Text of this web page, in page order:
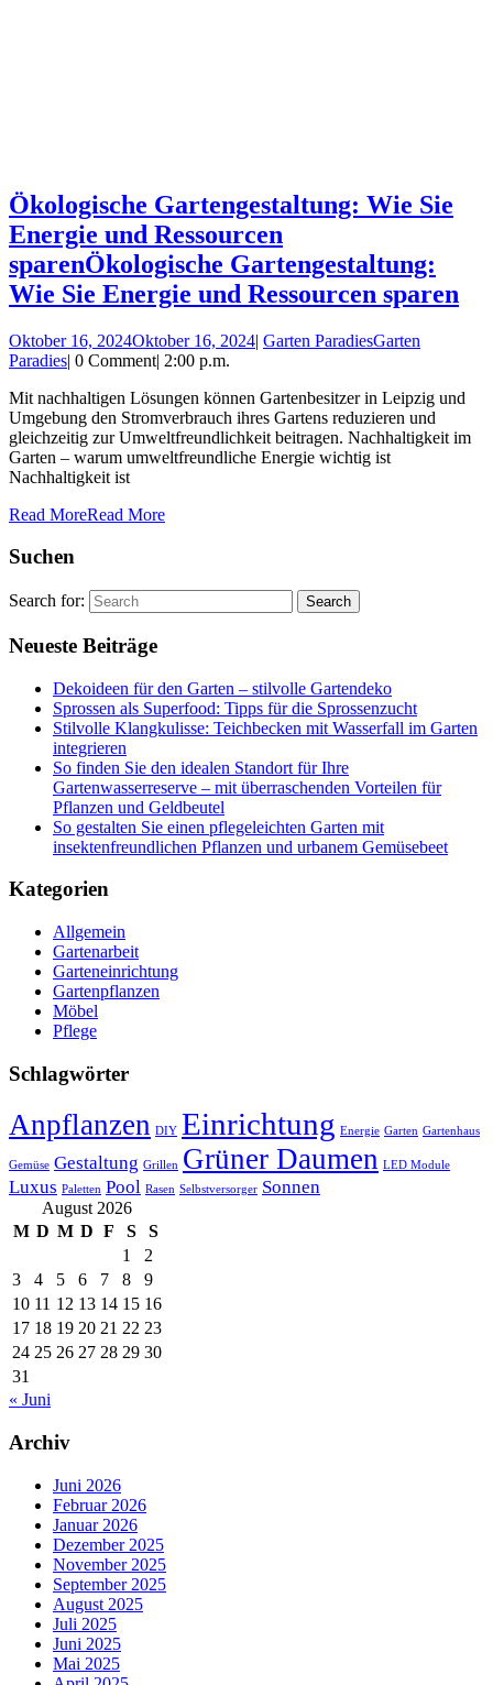
Ökologische Gartengestaltung: Wie Sie
Energie und Ressourcen
sparenÖkologische Gartengestaltung:
Wie Sie Energie und Ressourcen sparen
Oktober 16, 2024Oktober 16, 2024| Garten ParadiesGarten
Paradies| 0 Comment| 2:00 p.m.
Mit nachhaltigen Lösungen können Gartenbesitzer in Leipzig und
Umgebung den Stromverbrauch ihres Gartens reduzieren und
gleichzeitig zur Umweltfreundlichkeit beitragen. Nachhaltigkeit im
Garten – warum umweltfreundliche Energie wichtig ist
Nachhaltigkeit ist
Read MoreRead More
Suchen
Search for:
Neueste Beiträge
Dekoideen für den Garten – stilvolle Gartendeko
Sprossen als Superfood: Tipps für die Sprossenzucht
Stilvolle Klangkulisse: Teichbecken mit Wasserfall im Garten
integrieren
So finden Sie den idealen Standort für Ihre
Gartenwasserreserve – mit überraschenden Vorteilen für
Pflanzen und Geldbeutel
So gestalten Sie einen pflegeleichten Garten mit
insektenfreundlichen Pflanzen und urbanem Gemüsebeet
Kategorien
Allgemein
Gartenarbeit
Garteneinrichtung
Gartenpflanzen
Möbel
Pflege
Schlagwörter
Anpflanzen DIY Einrichtung Energie Garten Gartenhaus
Gemüse Gestaltung Grillen Grüner Daumen LED Module
Luxus Paletten Pool Rasen Selbstversorger Sonnen
August 2026
M D M D F S
S
1
2
3
4 5 6 7 8
9
10 11 12 13 14 15 16
17 18 19 20 21 22 23
24 25 26 27 28 29 30
31
« Juni
Archiv
Juni 2026
Februar 2026
Januar 2026
Dezember 2025
November 2025
September 2025
August 2025
Juli 2025
Juni 2025
Mai 2025